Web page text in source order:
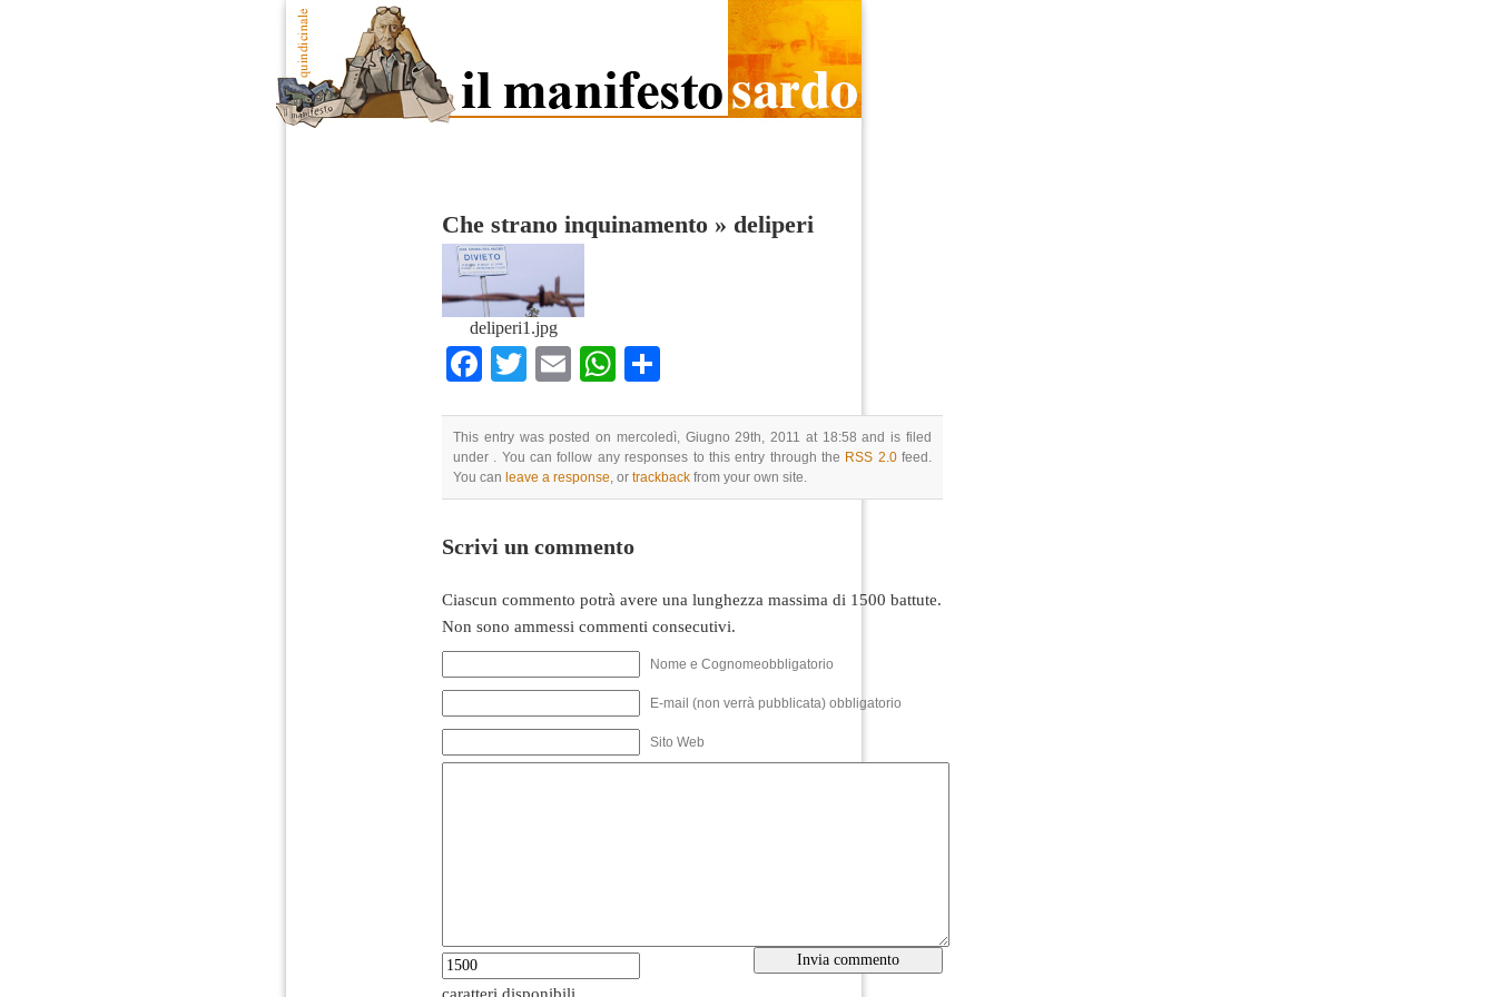
Che strano inquinamento » deliperi
deliperi1.jpg
Facebook
TwitterEmailWhatsApp
This entry was posted on mercoledì, Giugno 29th, 2011 at 18:58 and is filed
under . You can follow any responses to this entry through the RSS 2.0feed.
You can leave a response, or trackback from your own site.
Scrivi un commento
Ciascun commento potrà avere una lunghezza massima di 1500 battute.
Non sono ammessi commenti consecutivi.
Nome e Cognomeobbligatorio
E-mail (non verrà pubblicata) obbligatorio
Sito Web